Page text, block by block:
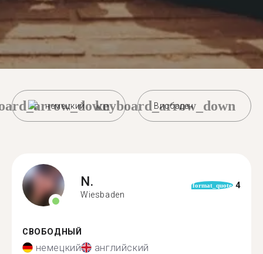
немецкий Висбаден
keyboard_arrow_down
N.
Wiesbaden
format_quote 4
СВОБОДНЫЙ
немецкий английский